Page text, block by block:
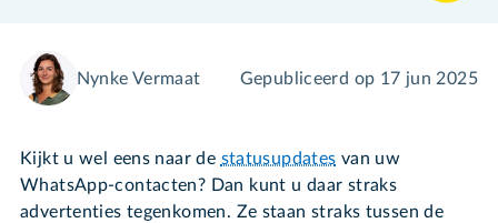
Nynke Vermaat Gepubliceerd op 17 jun 2025
Kijkt u wel eens naar de statusupdates van uw
WhatsApp-contacten? Dan kunt u daar straks
advertenties tegenkomen. Ze staan straks tussen de